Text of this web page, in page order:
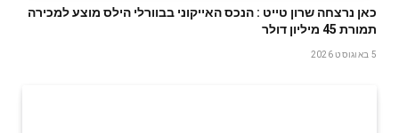
‬תמורת‭ ‬45‭ ‬מיליון‭ ‬דולר
5 באוגוסט 2026